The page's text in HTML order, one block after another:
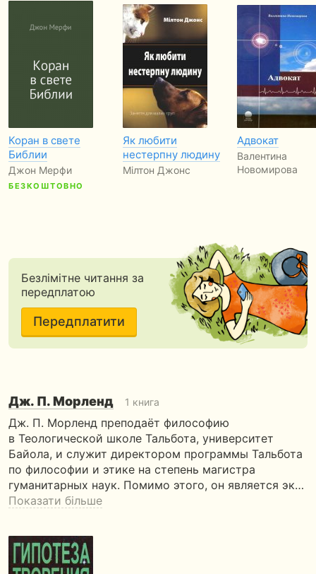
Коран в свете
Библии
Джон Мерфи
БЕЗКОШТОВНО
Як любити
нестерпну людину
Мілтон Джонс
Адвокат
Валентина
Новомирова
Безлімітне читання за
передплатою
Передплатити
Дж. П. Морленд 1 книга
Дж. П. Морленд преподаёт философию
в Теологической школе Тальбота, университет
Байола, и служит директором программы Тальбота
по философии и этике на степень магистра
гуманитарных наук. Помимо этого, он является эк…
Показати більше